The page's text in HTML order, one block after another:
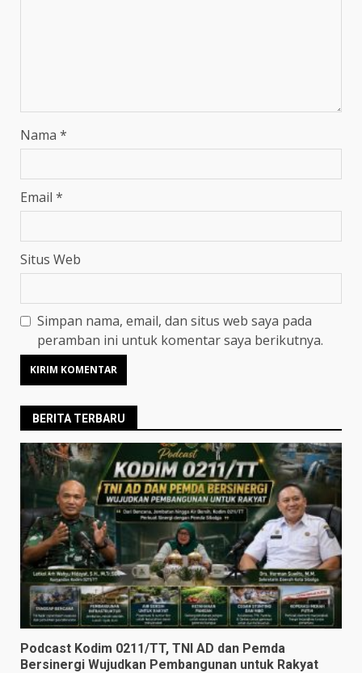
Nama *
Email *
Situs Web
Simpan nama, email, dan situs web saya pada
peramban ini untuk komentar saya berikutnya.
BERITA TERBARU
Podcast Kodim 0211/TT, TNI AD dan Pemda
Bersinergi Wujudkan Pembangunan untuk Rakyat